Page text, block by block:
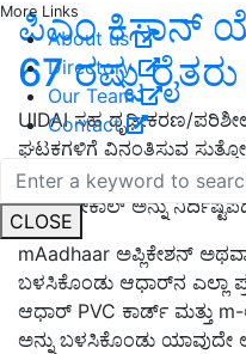
More Links
About us
Directory
Our Team
Contact
CLOSE
ಪಿಎಂ ಕಿಸಾನ್‌
67 ರಷ್ಟು
UIDAI ಸಹ ದೃಢೀಕರಣ/
ಘಟಕಗಳಿಗೆ ವಿನಂತಿಸುವ
ಪರಿಶೀಲನೆಯ ಅಗತ್ಯವನ್ನು
ಪ್ರೋಟೋಕಾಲ್ ಅನ್ನು
mAadhaar ಅಪ್ಲಿಕೇಶನ್
ಬಳಸಿಕೊಂಡು ಆಧಾರ್‌ನ ಎಲ್ಲಾ
ಆಧಾರ್ PVC ಕಾರ್ಡ್ ಮತ್ತು
ಅನ್ನು ಬಳಸಿಕೊಂಡು ಯಾವುದೇ